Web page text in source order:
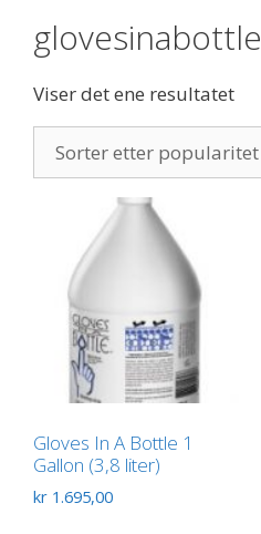
glovesinabottle
Viser det ene resultatet
Gloves In A Bottle 1
Gallon (3,8 liter)
kr 1.695,00